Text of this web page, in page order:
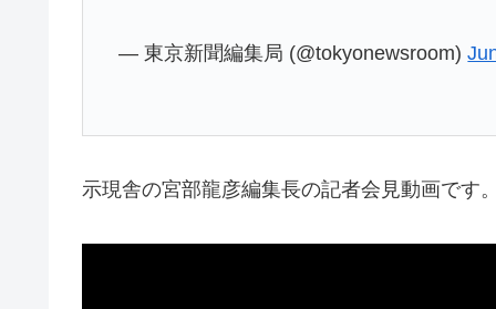
— 東京新聞編集局 (@tokyonewsroom)
示現舎の宮部龍彦編集長の記者会見動画です。